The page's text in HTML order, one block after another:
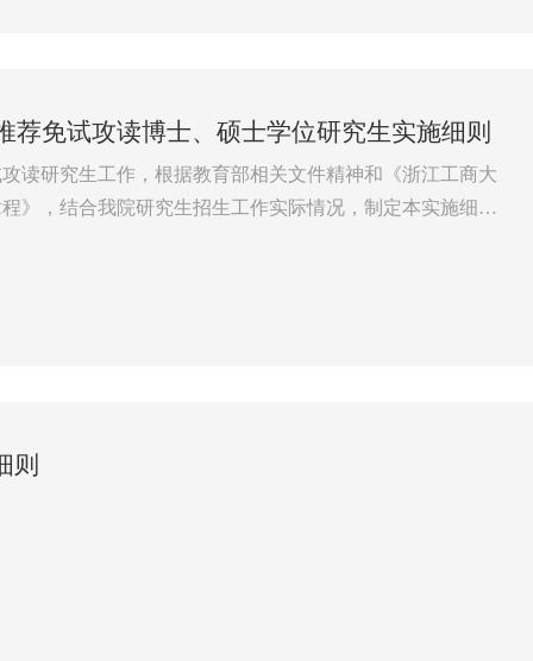
免试攻读博士、硕士学位研究生实施细则
读研究生工作，根据教育部相关文件精神和《浙江工商大
》，结合我院研究生招生工作实际情况，制定本实施细
免试攻读博士、硕士学位研究生复试及录取工作。具体人
则